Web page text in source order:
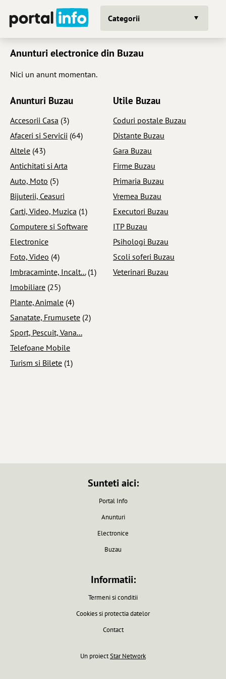
Categorii
Anunturi electronice din Buzau
Nici un anunt momentan.
Anunturi Buzau
Accesorii Casa (3)
Afaceri si Servicii (64)
Altele (43)
Antichitati si Arta
Auto, Moto (5)
Bijuterii, Ceasuri
Carti, Video, Muzica (1)
Computere si Software
Electronice
Foto, Video (4)
Imbracaminte, Incalt... (1)
Imobiliare (25)
Plante, Animale (4)
Sanatate, Frumusete (2)
Sport, Pescuit, Vana...
Telefoane Mobile
Turism si Bilete (1)
Utile Buzau
Coduri postale Buzau
Distante Buzau
Gara Buzau
Firme Buzau
Primaria Buzau
Vremea Buzau
Executori Buzau
ITP Buzau
Psihologi Buzau
Scoli soferi Buzau
Veterinari Buzau
Sunteti aici:
Portal Info
Anunturi
Electronice
Buzau
Informatii:
Termeni si conditii
Cookies si protectia datelor
Contact
Un proiectStar Network